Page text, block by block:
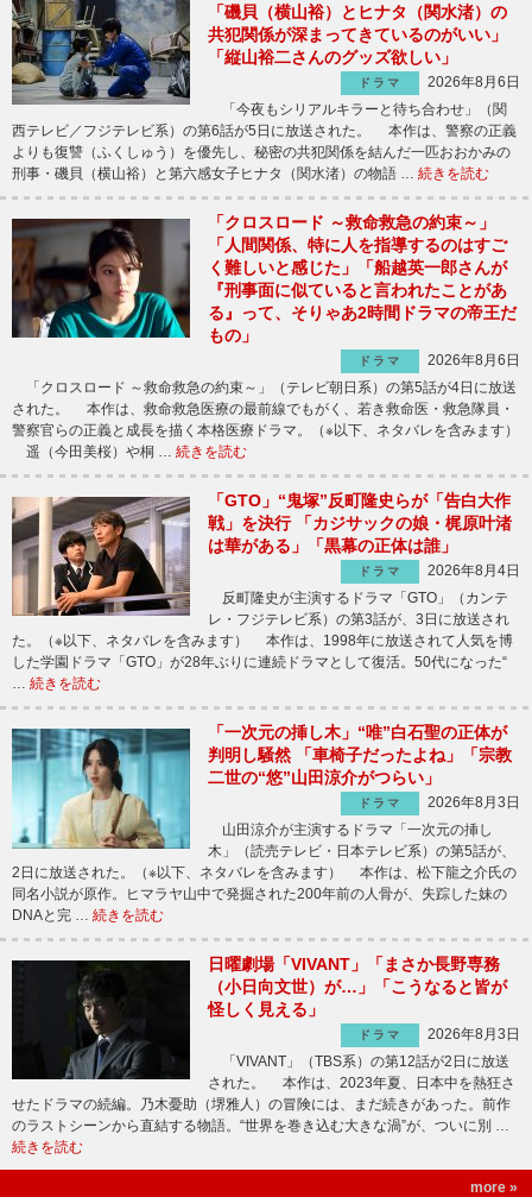
「磯貝（横山裕）とヒナタ（関水渚）の
共犯関係が深まってきているのがいい」
「縦山裕二さんのグッズ欲しい」
ドラマ
2026年8月6日
「今夜もシリアルキラーと待ち合わせ」（関
西テレビ／フジテレビ系）の第6話が5日に放送された。 本作は、警察の正義
よりも復讐（ふくしゅう）を優先し、秘密の共犯関係を結んだ一匹おおかみの
刑事・磯貝（横山裕）と第六感女子ヒナタ（関水渚）の物語 … 続きを読む
「クロスロード ～救命救急の約束～」
「人間関係、特に人を指導するのはすご
く難しいと感じた」「船越英一郎さんが
『刑事面に似ていると言われたことがあ
る』って、そりゃあ2時間ドラマの帝王だ
もの」
ドラマ
2026年8月6日
「クロスロード ～救命救急の約束～」（テレビ朝日系）の第5話が4日に放送
された。 本作は、救命救急医療の最前線でもがく、若き救命医・救急隊員・
警察官らの正義と成長を描く本格医療ドラマ。（※以下、ネタバレを含みます）
遥（今田美桜）や桐 … 続きを読む
「GTO」“鬼塚”反町隆史らが「告白大作
戦」を決行 「カジサックの娘・梶原叶渚
は華がある」「黒幕の正体は誰」
ドラマ
2026年8月4日
反町隆史が主演するドラマ「GTO」（カンテ
レ・フジテレビ系）の第3話が、3日に放送され
た。（※以下、ネタバレを含みます） 本作は、1998年に放送されて人気を博
した学園ドラマ「GTO」が28年ぶりに連続ドラマとして復活。50代になった“
続きを読む
「一次元の挿し木」“唯”白石聖の正体が
判明し騒然 「車椅子だったよね」「宗教
二世の“悠”山田涼介がつらい」
ドラマ
2026年8月3日
山田涼介が主演するドラマ「一次元の挿し
木」（読売テレビ・日本テレビ系）の第5話が、
2日に放送された。（※以下、ネタバレを含みます） 本作は、松下龍之介氏の
同名小説が原作。ヒマラヤ山中で発掘された200年前の人骨が、失踪した妹の
DNAと完 … 続きを読む
日曜劇場「VIVANT」「まさか長野専務
（小日向文世）が…」「こうなると皆が
怪しく見える」
ドラマ
2026年8月3日
「VIVANT」（TBS系）の第12話が2日に放送
された。 本作は、2023年夏、日本中を熱狂さ
せたドラマの続編。乃木憂助（堺雅人）の冒険には、まだ続きがあった。前作
のラストシーンから直結する物語。“世界を巻き込む大きな渦”が、ついに別 …
続きを読む
more »